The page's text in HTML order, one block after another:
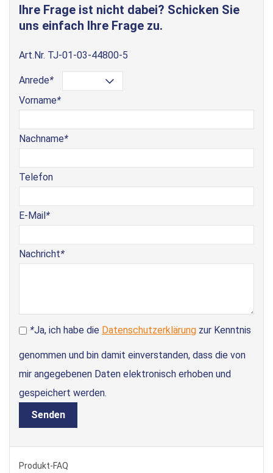
Ihre Frage ist nicht dabei? Schicken Sie
uns einfach Ihre Frage zu.
Art.Nr. TJ-01-03-44800-5
Anrede*
Vorname*
Nachname*
Telefon
E-Mail*
Nachricht*
*Ja, ich habe die Datenschutzerklärung zur Kenntnis
genommen und bin damit einverstanden, dass die von
mir angegebenen Daten elektronisch erhoben und
gespeichert werden.
Senden
Produkt-FAQ